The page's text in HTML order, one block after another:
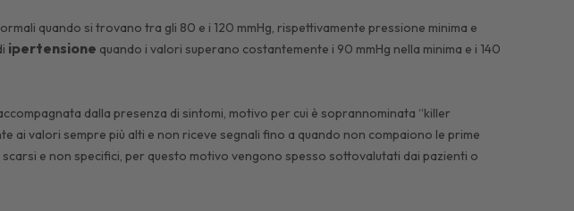
quando si trovano tra gli 80 e i 120 mmHg, rispettivamente pressione minima e
ipertensione quando i valori superano costantemente i 90 mmHg nella minima e i 140
dalla presenza di sintomi, motivo per cui è soprannominata “killer
ai valori sempre più alti e non riceve segnali fino a quando non compaiono le prime
e non specifici, per questo motivo vengono spesso sottovalutati dai pazienti o